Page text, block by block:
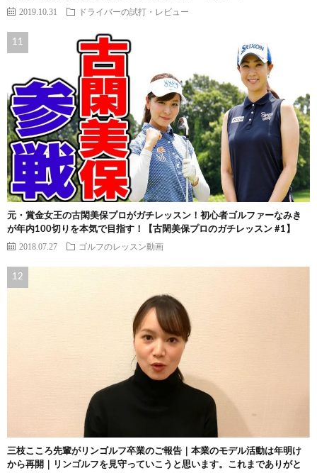
2019.10.31 ドライバーの試打・レビュー
元・賞金女王の古閑美保プロがガチレッスン！初心者ゴルファーなみき
が年内100切りを本気で目指す！【古閑美保プロのガチレッスン #1】
2018.07.27 ゴルフのレッスン動画
三枝こころ先輩がリンゴルフ卒業のご報告｜本業のモデル活動は年明け
から再開｜リンゴルフを見守っていこうと思います。これまでありがと